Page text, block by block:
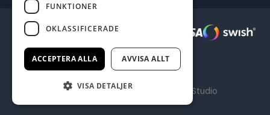
Säkra betalningar :
Producerad av Gota Media Brand Studio
FUNKTIONER
OKLASSIFICERADE
ACCEPTERA ALLA AVVISA ALLT
VISA DETALJER